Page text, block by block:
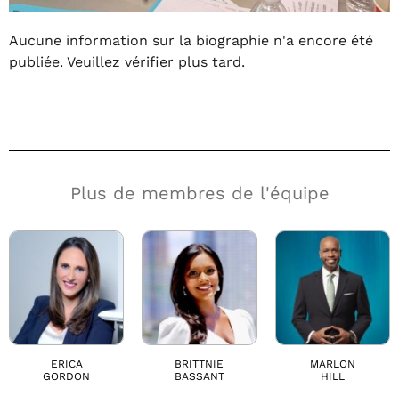
Aucune information sur la biographie n'a encore été
publiée. Veuillez vérifier plus tard.
Plus de membres de l'équipe
ERICA
GORDON
BRITTNIE
BASSANT
MARLON
HILL